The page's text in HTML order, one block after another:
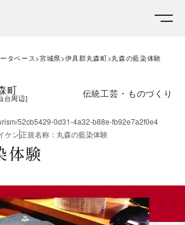
タベース 宮城県 伊具郡丸森町 丸森の藍染体験
町
台周辺] 伝統工芸・ものづくり
52cb5429-0d31-4a32-b88e-fb92e7a2f0e4
ケン正規名称 ： 丸森の藍染体験
体験